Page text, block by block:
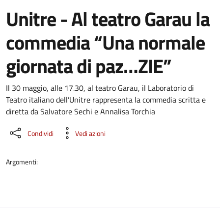
Unitre - Al teatro Garau la
commedia “Una normale
giornata di paz…ZIE”
Dettaglio dell'evento
Il 30 maggio, alle 17.30, al teatro Garau, il Laboratorio di
Teatro italiano dell’Unitre rappresenta la commedia scritta e
diretta da Salvatore Sechi e Annalisa Torchia
Condividi Vedi azioni
Argomenti: